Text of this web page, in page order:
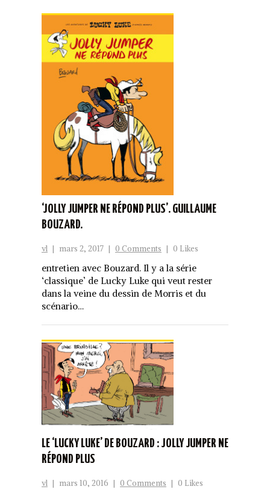
‘JOLLY JUMPER NE RÉPOND PLUS’. GUILLAUME
BOUZARD.
vl | mars 2, 2017 | 0 Comments | 0 Likes
entretien avec Bouzard. Il y a la série
‘classique’ de Lucky Luke qui veut rester
dans la veine du dessin de Morris et du
scénario…
LE ‘LUCKY LUKE’ DE BOUZARD : JOLLY JUMPER NE
RÉPOND PLUS
vl | mars 10, 2016 | 0 Comments | 0 Likes